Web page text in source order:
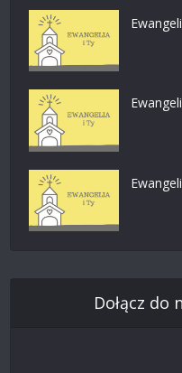
Dołącz do